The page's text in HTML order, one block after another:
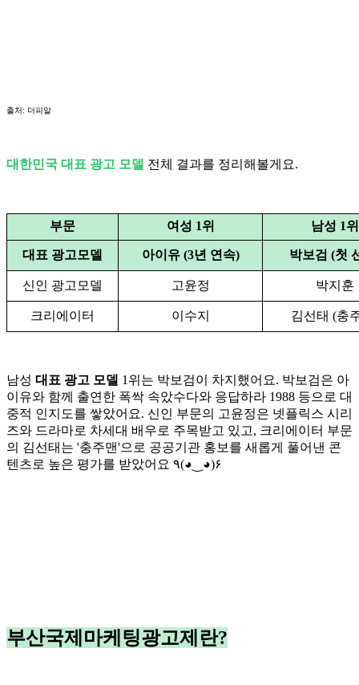
출처: 더피알
대한민국 대표 광고 모델 전체 결과를 정리해볼게요.
부문 여성 1위 남성 1위
대표 광고모델 아이유 (3년 연속) 박보검 (첫
신인 광고모델 고윤정 박지훈
크리에이터 이수지 김선태 (충
남성 대표 광고 모델 1위는 박보검이 차지했어요. 박보검은 아
이유와 함께 출연한 폭싹 속았수다와 응답하라 1988 등으로 대
중적 인지도를 쌓았어요. 신인 부문의 고윤정은 넷플릭스 시리
즈와 드라마로 차세대 배우로 주목받고 있고, 크리에이터 부문
의 김선태는 '충주맨'으로 공공기관 홍보를 새롭게 풀어낸 콘
텐츠로 높은 평가를 받았어요 ٩(◕‿◕)۶
부산국제마케팅광고제란?